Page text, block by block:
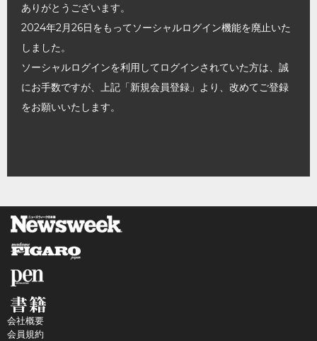
ありがとうございます。
2024年2月26日をもってソーシャルログイン機能を廃止いた
しました。
ソーシャルログインを利用してログインされていた方は、誠
にお手数ですが、上記「新規会員登録」より、改めてご登録
をお願いいたします。
会社概要
会員規約